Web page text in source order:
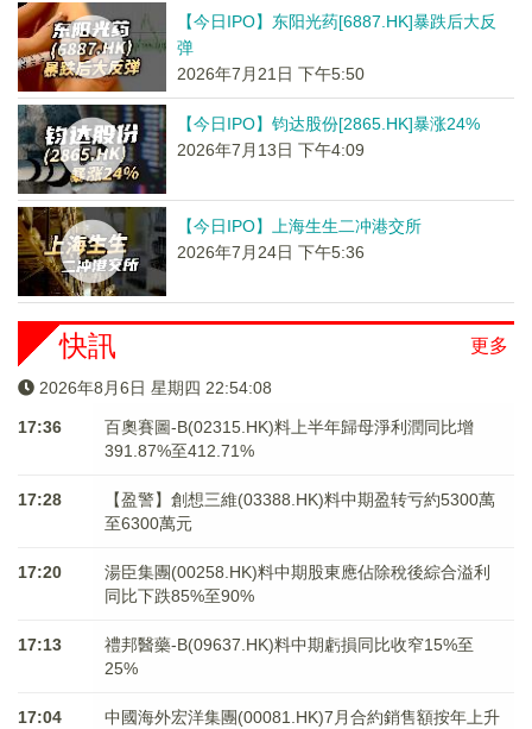
【今日IPO】东阳光药[6887.HK]暴跌后大反
弹
2026年7月21日 下午5:50
【今日IPO】钧达股份[2865.HK]暴涨24%
2026年7月13日 下午4:09
【今日IPO】上海生生二冲港交所
2026年7月24日 下午5:36
更多
快訊
2026年8月6日 星期四 22:54:08
17:36
百奧賽圖-B(02315.HK)料上半年歸母淨利潤同比增
391.87%至412.71%
17:28
【盈警】創想三維(03388.HK)料中期盈转亏約5300萬
至6300萬元
17:20
湯臣集團(00258.HK)料中期股東應佔除稅後綜合溢利
同比下跌85%至90%
17:13
禮邦醫藥-B(09637.HK)料中期虧損同比收窄15%至
25%
17:04
中國海外宏洋集團(00081.HK)7月合約銷售額按年上升